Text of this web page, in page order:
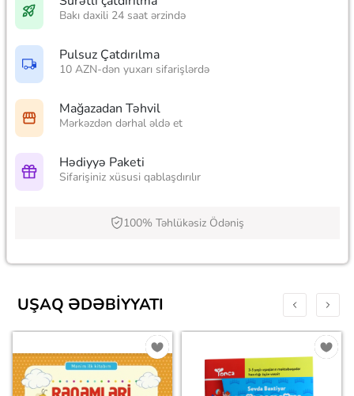
Bakı daxili 24 saat ərzində
Pulsuz Çatdırılma
10 AZN-dən yuxarı sifarişlərdə
Mağazadan Təhvil
Mərkəzdən dərhal əldə et
Hədiyyə Paketi
Sifarişiniz xüsusi qablaşdırılır
100% Təhlükəsiz Ödəniş
UŞAQ ƏDƏBIYYATI